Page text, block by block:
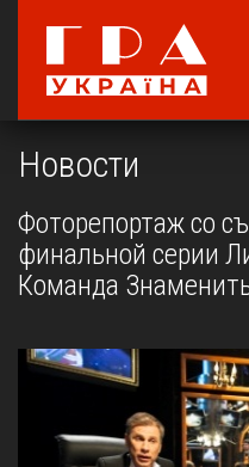
Новости
Фоторепортаж со
финальной серии
Команда